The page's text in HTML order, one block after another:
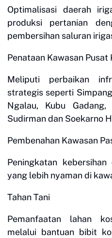
Optimalisasi daerah
produksi pertanian
pembersihan saluran
Penataan Kawasan Pusat
Meliputi perbaikan
strategis seperti
Ngalau, Kubu
Sudirman dan Soekarno
Pembenahan Kawasan
Peningkatan
yang lebih nyaman di
Tahan Tani
Pemanfaatan lahan
melalui bantuan bibit